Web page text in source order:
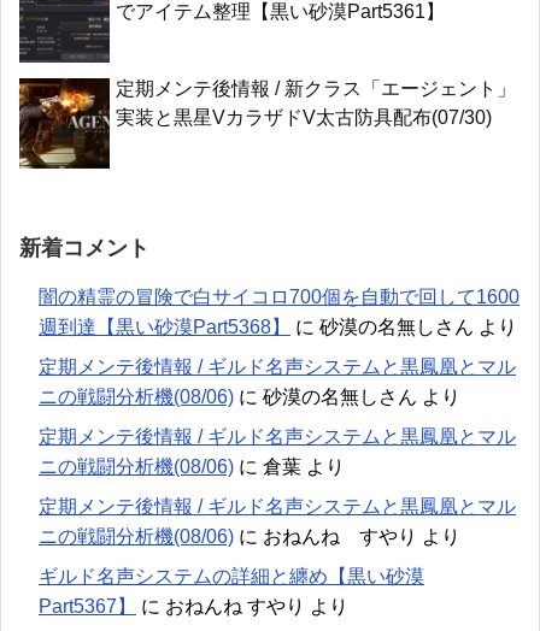
でアイテム整理【黒い砂漠Part5361】
定期メンテ後情報 / 新クラス「エージェント」
実装と黒星VカラザドV太古防具配布(07/30)
新着コメント
闇の精霊の冒険で白サイコロ700個を自動で回して1600
週到達【黒い砂漠Part5368】
に 砂漠の名無しさん より
定期メンテ後情報 / ギルド名声システムと黒鳳凰とマル
ニの戦闘分析機(08/06) に 砂漠の名無しさん より
定期メンテ後情報 / ギルド名声システムと黒鳳凰とマル
ニの戦闘分析機(08/06) に 倉葉 より
定期メンテ後情報 / ギルド名声システムと黒鳳凰とマル
ニの戦闘分析機(08/06) に おねんね すやり より
ギルド名声システムの詳細と纏め【黒い砂漠
Part5367】
に おねんね すやり より